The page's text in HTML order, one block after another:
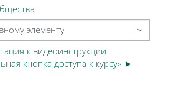
элементу
к видеоинструкции
кнопка доступа к курсу» ►